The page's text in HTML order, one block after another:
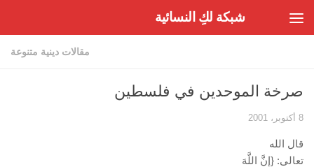
شبكة لكِ النسائية
مقالات دينية متنوعة
صرخة الموحدين في فلسطين
8 أكتوبر، 2001
قال الله
تعالى: {إِنَّ اللَّهَ